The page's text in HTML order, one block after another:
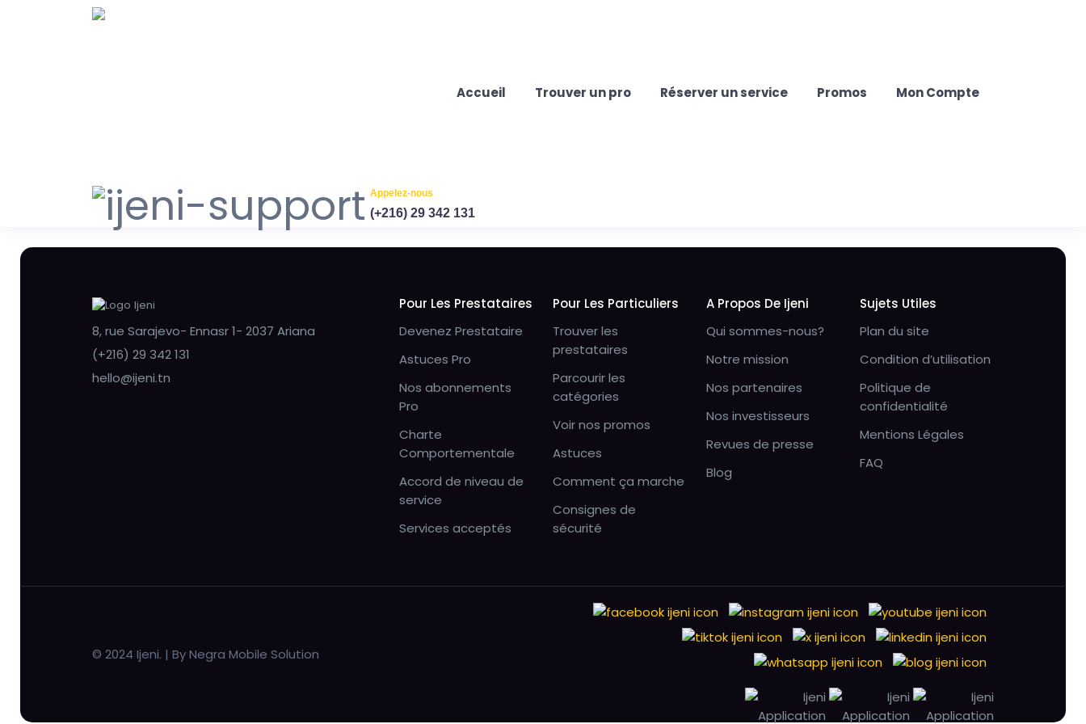
Accueil Trouver un pro Réserver un service Promos Mon Compte
Appelez-nous
(+216) 29 342 131
8, rue Sarajevo- Ennasr 1- 2037 Ariana
(+216) 29 342 131
hello@ijeni.tn
Pour Les Prestataires
Devenez Prestataire
Astuces Pro
Nos abonnements
Pro
Charte
Comportementale
Accord de niveau de
service
Services acceptés
Pour Les Particuliers
Trouver les
prestataires
Parcourir les
catégories
Voir nos promos
Astuces
Comment ça marche
Consignes de
sécurité
A Propos De Ijeni
Qui sommes-nous?
Notre mission
Nos partenaires
Nos investisseurs
Revues de presse
Blog
Sujets Utiles
Plan du site
Condition d’utilisation
Politique de
confidentialité
Mentions Légales
FAQ
© 2024 Ijeni. | By Negra Mobile Solution